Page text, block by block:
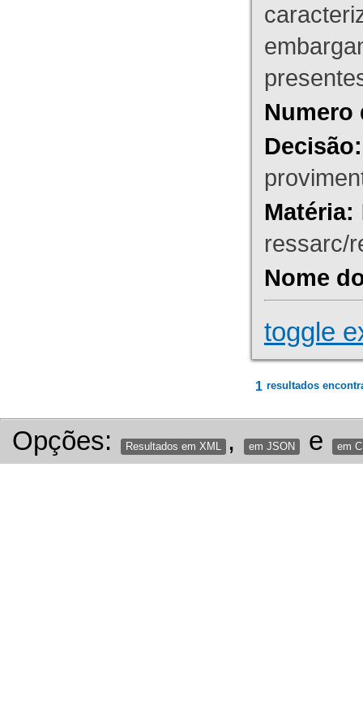
Numero
Decisão:
Matéria:
ressarc/
Nome
toggle
1 resultados
Opções: Resultados em XML , em JSON e em